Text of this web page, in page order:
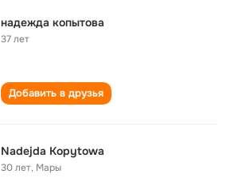
надежда копытова
37 лет
Добавить в друзья
Nadejda Kopytowa
30 лет, Мары